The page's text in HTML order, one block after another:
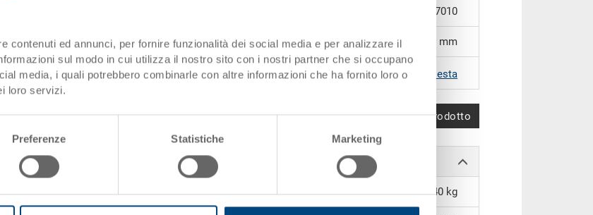
contenuti ed annunci, per fornire funzionalità dei social media e per analizzare il
sul modo in cui utilizza il nostro sito con i nostri partner che si occupano
media, i quali potrebbero combinarle con altre informazioni che ha fornito loro o
loro servizi.
Preferenze Statistiche Marketing
33-1208I-00-00-02 R.P7010
Dimensioni esterne: 1200 x 800 x 150 mm
Colore: |Altri colori su richiesta
Richiedi offerta Confronta prodotto
Dati tecnici
Peso 13,40 kg